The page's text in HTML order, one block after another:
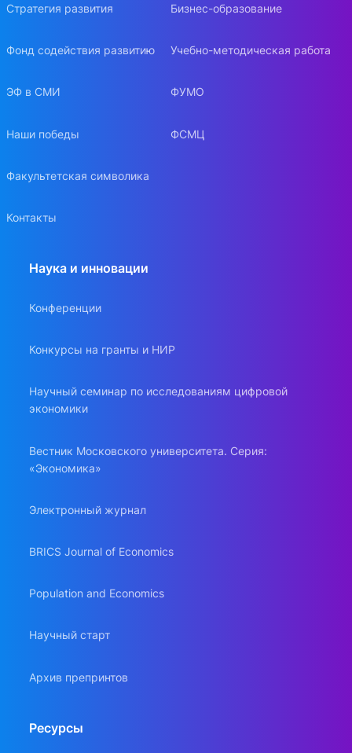
Стратегия развития
Фонд содействия развитию
ЭФ в СМИ
Наши победы
Факультетская символика
Контакты
Бизнес-образование
Учебно-методическая работа
ФУМО
ФСМЦ
Наука и инновации
Конференции
Конкурсы на гранты и НИР
Научный семинар по исследованиям цифровой
экономики
Вестник Московского университета. Серия:
«Экономика»
Электронный журнал
BRICS Journal of Economics
Population and Economics
Научный старт
Архив препринтов
Ресурсы